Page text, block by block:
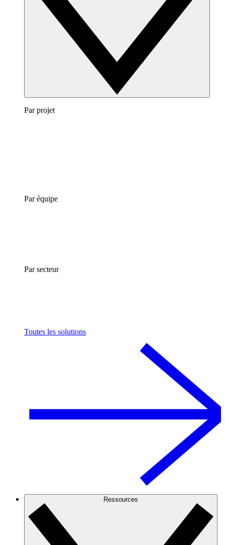
Par projet
Par équipe
Par secteur
Toutes les solutions
Ressources